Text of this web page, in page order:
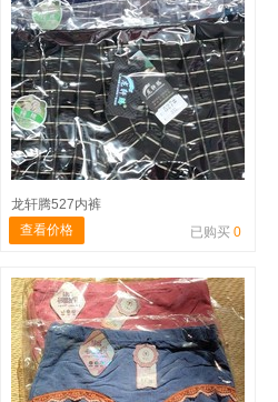
龙轩腾527内裤
查看价格
已购买 0